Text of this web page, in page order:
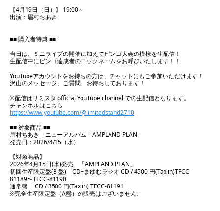
【4月19日（日）】 19:00～
出演：眉村ちあき
■■ 購入者特典 ■■
当日は、ミニライブの開催に加えてビンゴ大会の模様を生配信！
生配信中にビンゴ達成者のニックネームをお呼びいたします！！
YouTubeアカウントをお持ちの方は、チャットにもご参加いただけます！
沢山のメッセージ、ご質問、お待ちしております！
※配信はリミスタ official YouTube channel での生配信となります。
チャンネルはこちら
https://www.youtube.com/@limitedstand2710
■■ 対象商品 ■■
眉村ちあき ニューアルバム「AMPLAND PLAN」
発売日：2026/4/15（水）
【対象商品】
2026年4月15日(水)発売 「AMPLAND PLAN」
初回生産限定盤(B 盤) CD+まゆむラジオ CD / 4500 円(Tax in)TFCC-
81189〜TFCC-81190
通常盤 CD / 3500 円(Tax in) TFCC-81191
※完全生産限定盤（A盤）の販売はございません。